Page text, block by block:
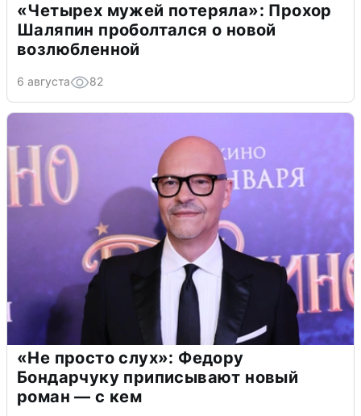
«Четырех мужей потеряла»: Прохор
Шаляпин проболтался о новой
возлюбленной
6 августа 82
«Не просто слух»: Федору
Бондарчуку приписывают новый
роман — с кем